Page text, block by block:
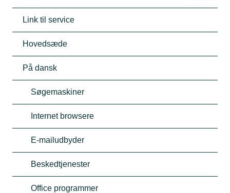
Link til service
Hovedsæde
På dansk
Søgemaskiner
Internet browsere
E-mailudbyder
Beskedtjenester
Office programmer